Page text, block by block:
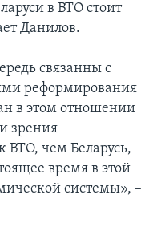
в ВТО стоит
Данилов.
связанны с
реформирования
в этом отношении
зрения
ВТО, чем Беларусь,
время в этой
системы», –